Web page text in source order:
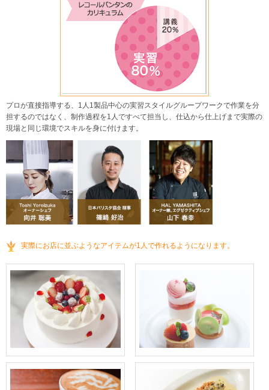
プロが直接指導する、1人1製品中心の実習スタイル グループワークで作業を分
担するのではなく、制作過程を1人ですべて担当し、仕込から仕上げまで実際の
現場と同じ環境でスキルを身に付けます。
実際にお店に並ぶようなアイテムが1人で作れるようになります。